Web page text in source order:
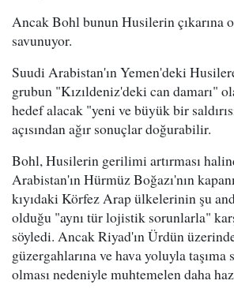
Ancak Bohl bunun Husilerin çıkarına
savunuyor.
Suudi Arabistan'ın Yemen'deki
grubun "Kızıldeniz'deki can damarı"
hedef alacak "yeni ve büyük bir
açısından ağır sonuçlar doğurabilir.
Bohl, Husilerin gerilimi artırması
Arabistan'ın Hürmüz Boğazı'nın
kıyıdaki Körfez Arap ülkelerinin şu
olduğu "aynı tür lojistik sorunlarla"
söyledi. Ancak Riyad'ın Ürdün
güzergahlarına ve hava yoluyla
olması nedeniyle muhtemelen daha